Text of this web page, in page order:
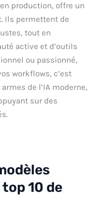
production, offre un
Ils permettent de
tout en
active et d’outils
ou passionné,
workflows, c’est
de l’IA moderne,
sur des
10 de